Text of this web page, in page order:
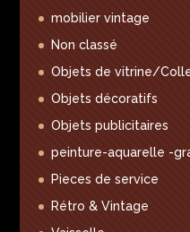
mobilier vintage
Non classé
Objets de vitrine/
Objets décoratifs
Objets publicitaires
peinture-aquarelle -
Pieces de service
Rétro & Vintage